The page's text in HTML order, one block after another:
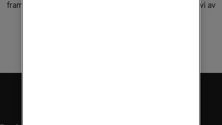
framåt? Välkommen att fylla i kontaktformuläret så hör vi av